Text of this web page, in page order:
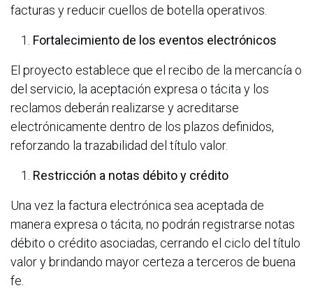
facturas y reducir cuellos de botella operativos.
Fortalecimiento de los eventos electrónicos
El proyecto establece que el recibo de la mercancía o
del servicio, la aceptación expresa o tácita y los
reclamos deberán realizarse y acreditarse
electrónicamente dentro de los plazos definidos,
reforzando la trazabilidad del título valor.
Restricción a notas débito y crédito
Una vez la factura electrónica sea aceptada de
manera expresa o tácita, no podrán registrarse notas
débito o crédito asociadas, cerrando el ciclo del título
valor y brindando mayor certeza a terceros de buena
fe.